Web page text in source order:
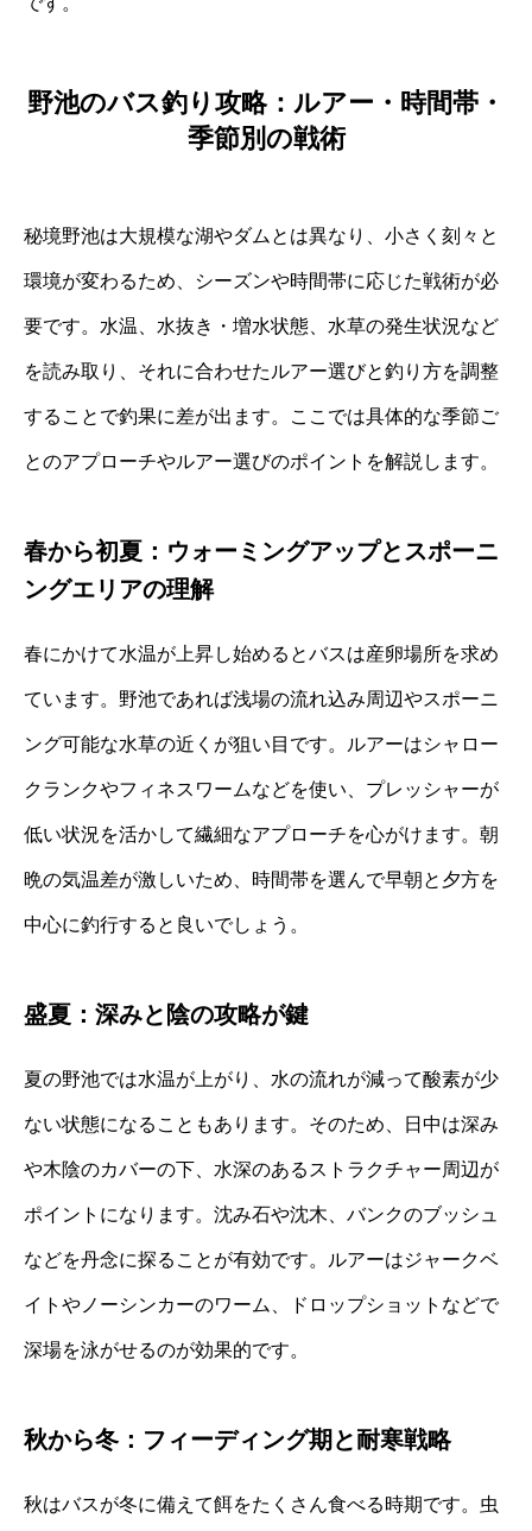
野池のバス釣り攻略：ルアー・時間帯・
季節別の戦術
秘境野池は大規模な湖やダムとは異なり、小さく刻々と
環境が変わるため、シーズンや時間帯に応じた戦術が必
要です。水温、水抜き・増水状態、水草の発生状況など
を読み取り、それに合わせたルアー選びと釣り方を調整
することで釣果に差が出ます。ここでは具体的な季節ご
とのアプローチやルアー選びのポイントを解説します。
春から初夏：ウォーミングアップとスポーニ
ングエリアの理解
春にかけて水温が上昇し始めるとバスは産卵場所を求め
ています。野池であれば浅場の流れ込み周辺やスポーニ
ング可能な水草の近くが狙い目です。ルアーはシャロー
クランクやフィネスワームなどを使い、プレッシャーが
低い状況を活かして繊細なアプローチを心がけます。朝
晩の気温差が激しいため、時間帯を選んで早朝と夕方を
中心に釣行すると良いでしょう。
盛夏：深みと陰の攻略が鍵
夏の野池では水温が上がり、水の流れが減って酸素が少
ない状態になることもあります。そのため、日中は深み
や木陰のカバーの下、水深のあるストラクチャー周辺が
ポイントになります。沈み石や沈木、バンクのブッシュ
などを丹念に探ることが有効です。ルアーはジャークベ
イトやノーシンカーのワーム、ドロップショットなどで
深場を泳がせるのが効果的です。
秋から冬：フィーディング期と耐寒戦略
秋はバスが冬に備えて餌をたくさん食べる時期です。虫